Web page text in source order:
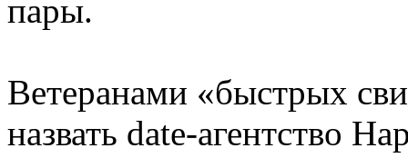
пары.
Ветеранами «быстрых
назвать date-агентство